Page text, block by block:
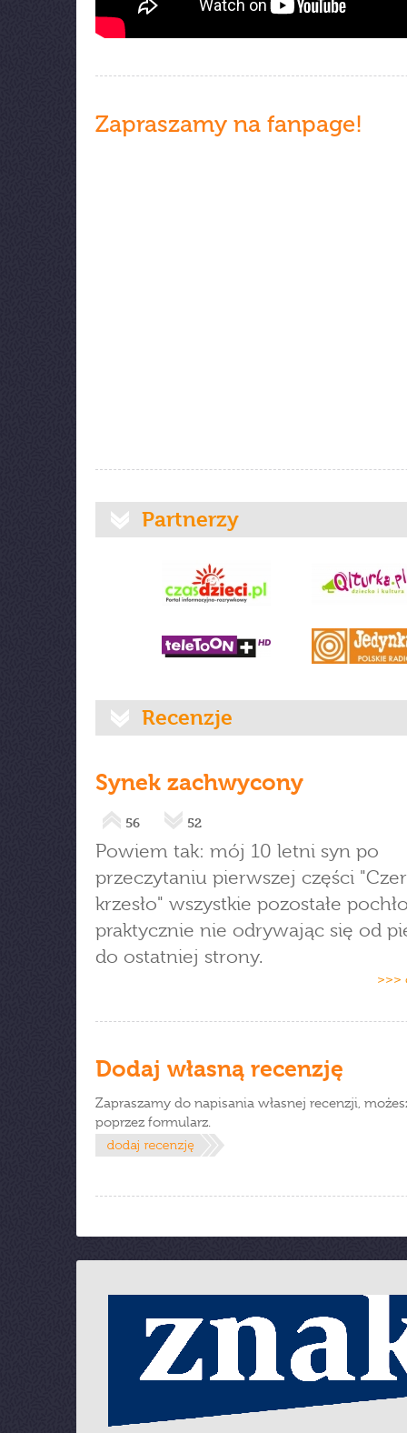
Zapraszamy na fanpage!
Partnerzy
Recenzje
Synek zachwycony
56 52
Powiem tak: mój 10 letni syn po
przeczytaniu pierwszej części
krzesło" wszystkie pozostałe
praktycznie nie odrywając się od
do ostatniej strony.
>>>
Dodaj własną recenzję
Zapraszamy do napisania własnej recenzji,
poprzez formularz.